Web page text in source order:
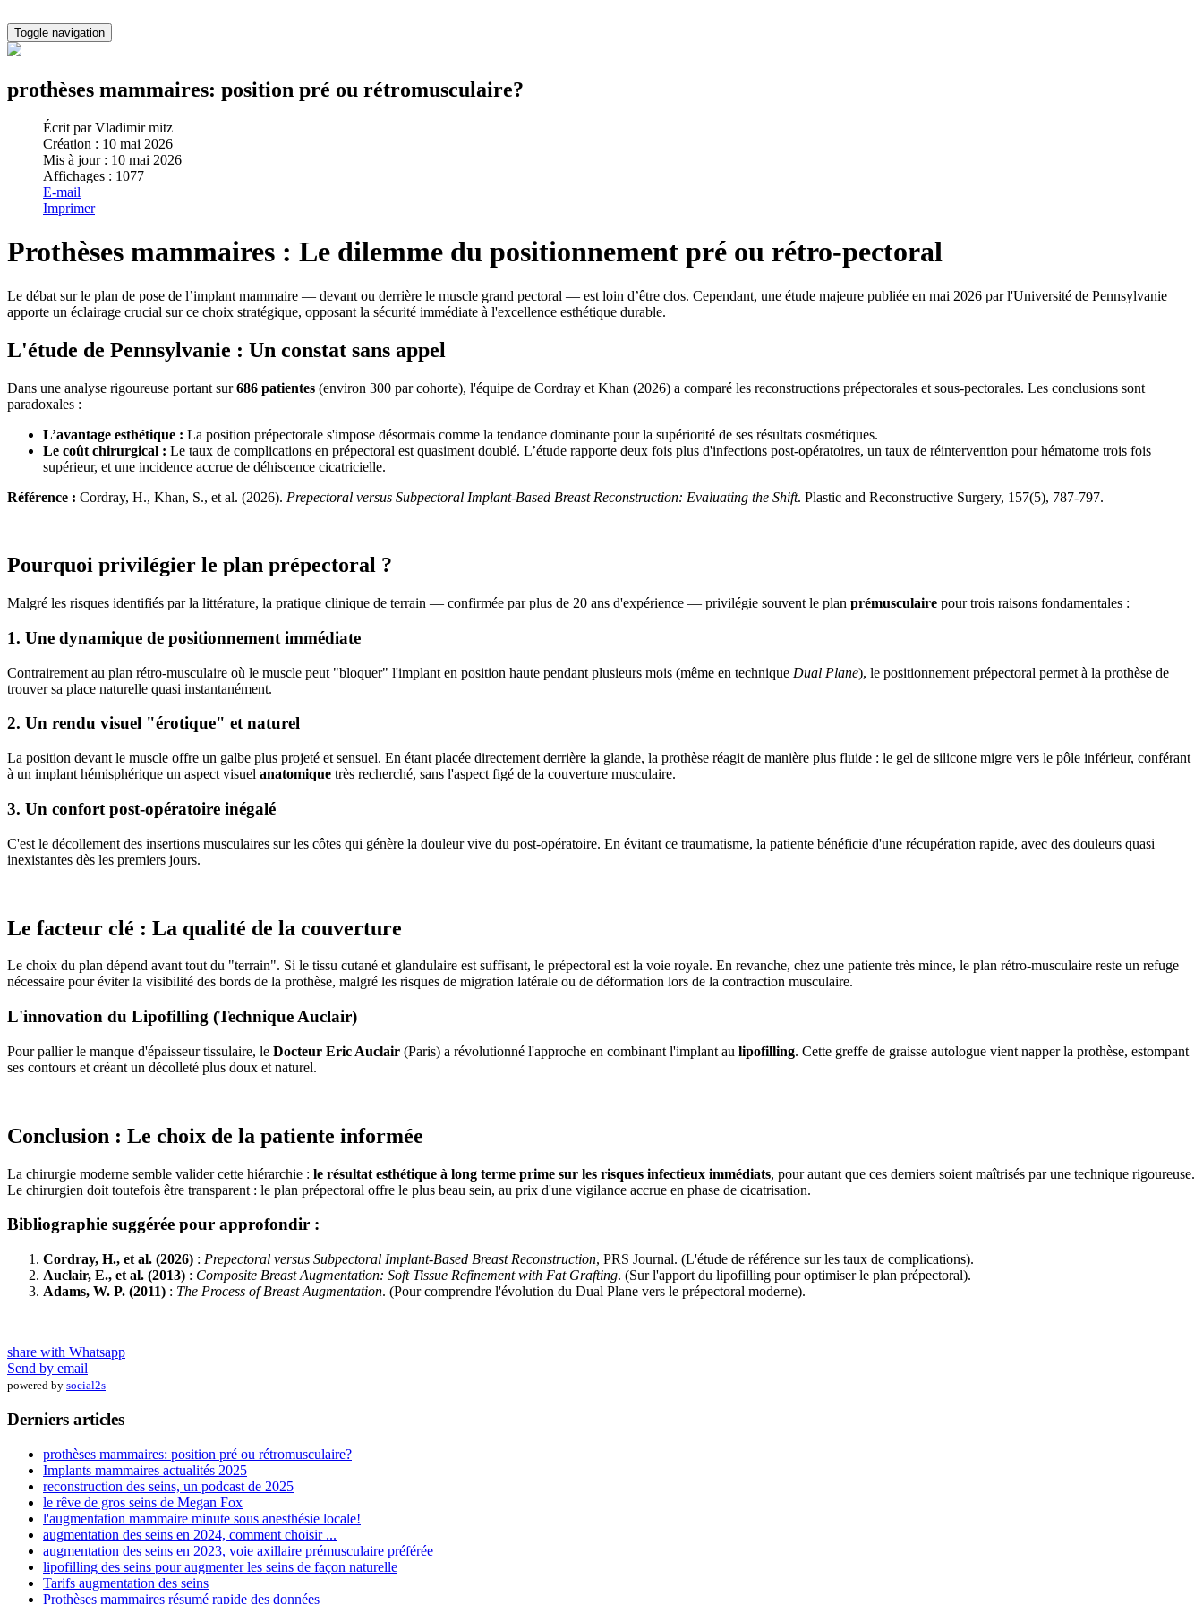
Toggle navigation
prothèses mammaires: position pré ou rétromusculaire?
Écrit parVladimir mitz
Création : 10 mai 2026
Mis à jour : 10 mai 2026
Affichages : 1077
E-mail
Imprimer
Prothèses mammaires : Le dilemme du positionnement pré ou rétro-pectoral
Le débat sur le plan de pose de l’implant mammaire — devant ou derrière le muscle grand pectoral — est loin d’être clos. Cependant, une étude majeure publiée en mai 2026 par l'Université de Pennsylvanie
apporte un éclairage crucial sur ce choix stratégique, opposant la sécurité immédiate à l'excellence esthétique durable.
L'étude de Pennsylvanie : Un constat sans appel
Dans une analyse rigoureuse portant sur686 patientes (environ 300 par cohorte), l'équipe de Cordray et Khan (2026) a comparé les reconstructions prépectorales et sous-pectorales. Les conclusions sont
paradoxales :
L’avantage esthétique : La position prépectorale s'impose désormais comme la tendance dominante pour la supériorité de ses résultats cosmétiques.
Le coût chirurgical : Le taux de complications en prépectoral est quasiment doublé. L’étude rapporte deux fois plus d'infections post-opératoires, un taux de réintervention pour hématome trois fois
supérieur, et une incidence accrue de déhiscence cicatricielle.
Référence : Cordray, H., Khan, S., et al. (2026). Prepectoral versus Subpectoral Implant-Based Breast Reconstruction: Evaluating the Shift. Plastic and Reconstructive Surgery, 157(5), 787-797.
Pourquoi privilégier le plan prépectoral ?
Malgré les risques identifiés par la littérature, la pratique clinique de terrain — confirmée par plus de 20 ans d'expérience — privilégie souvent le plan prémusculaire pour trois raisons fondamentales :
1. Une dynamique de positionnement immédiate
Contrairement au plan rétro-musculaire où le muscle peut "bloquer" l'implant en position haute pendant plusieurs mois (même en technique Dual Plane), le positionnement prépectoral permet à la prothèse de
trouver sa place naturelle quasi instantanément.
2. Un rendu visuel "érotique" et naturel
La position devant le muscle offre un galbe plus projeté et sensuel. En étant placée directement derrière la glande, la prothèse réagit de manière plus fluide : le gel de silicone migre vers le pôle inférieur, conférant
à un implant hémisphérique un aspect visuel anatomique très recherché, sans l'aspect figé de la couverture musculaire.
3. Un confort post-opératoire inégalé
C'est le décollement des insertions musculaires sur les côtes qui génère la douleur vive du post-opératoire. En évitant ce traumatisme, la patiente bénéficie d'une récupération rapide, avec des douleurs quasi
inexistantes dès les premiers jours.
Le facteur clé : La qualité de la couverture
Le choix du plan dépend avant tout du "terrain". Si le tissu cutané et glandulaire est suffisant, le prépectoral est la voie royale. En revanche, chez une patiente très mince, le plan rétro-musculaire reste un refuge
nécessaire pour éviter la visibilité des bords de la prothèse, malgré les risques de migration latérale ou de déformation lors de la contraction musculaire.
L'innovation du Lipofilling (Technique Auclair)
Pour pallier le manque d'épaisseur tissulaire, le Docteur Eric Auclair (Paris) a révolutionné l'approche en combinant l'implant au lipofilling. Cette greffe de graisse autologue vient napper la prothèse, estompant
ses contours et créant un décolleté plus doux et naturel.
Conclusion : Le choix de la patiente informée
La chirurgie moderne semble valider cette hiérarchie : le résultat esthétique à long terme prime sur les risques infectieux immédiats, pour autant que ces derniers soient maîtrisés par une technique rigoureuse.
Le chirurgien doit toutefois être transparent : le plan prépectoral offre le plus beau sein, au prix d'une vigilance accrue en phase de cicatrisation.
Bibliographie suggérée pour approfondir :
Cordray, H., et al. (2026) : Prepectoral versus Subpectoral Implant-Based Breast Reconstruction, PRS Journal. (L'étude de référence sur les taux de complications).
Auclair, E., et al. (2013) : Composite Breast Augmentation: Soft Tissue Refinement with Fat Grafting. (Sur l'apport du lipofilling pour optimiser le plan prépectoral).
Adams, W. P. (2011) : The Process of Breast Augmentation. (Pour comprendre l'évolution du Dual Plane vers le prépectoral moderne).
share with Whatsapp
Send by email
powered by social2s
Derniers articles
prothèses mammaires: position pré ou rétromusculaire?
Implants mammaires actualités 2025
reconstruction des seins, un podcast de 2025
le rêve de gros seins de Megan Fox
l'augmentation mammaire minute sous anesthésie locale!
augmentation des seins en 2024, comment choisir ...
augmentation des seins en 2023, voie axillaire prémusculaire préférée
lipofilling des seins pour augmenter les seins de façon naturelle
Tarifs augmentation des seins
Prothèses mammaires résumé rapide des données